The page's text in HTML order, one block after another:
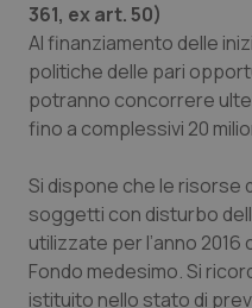
361, ex art. 50)
Al finanziamento delle
politiche delle pari
potranno concorrere
fino a complessivi 20
Si dispone che le risorse
soggetti con disturbo
utilizzate per l’anno
Fondo medesimo. Si
istituito nello stato di